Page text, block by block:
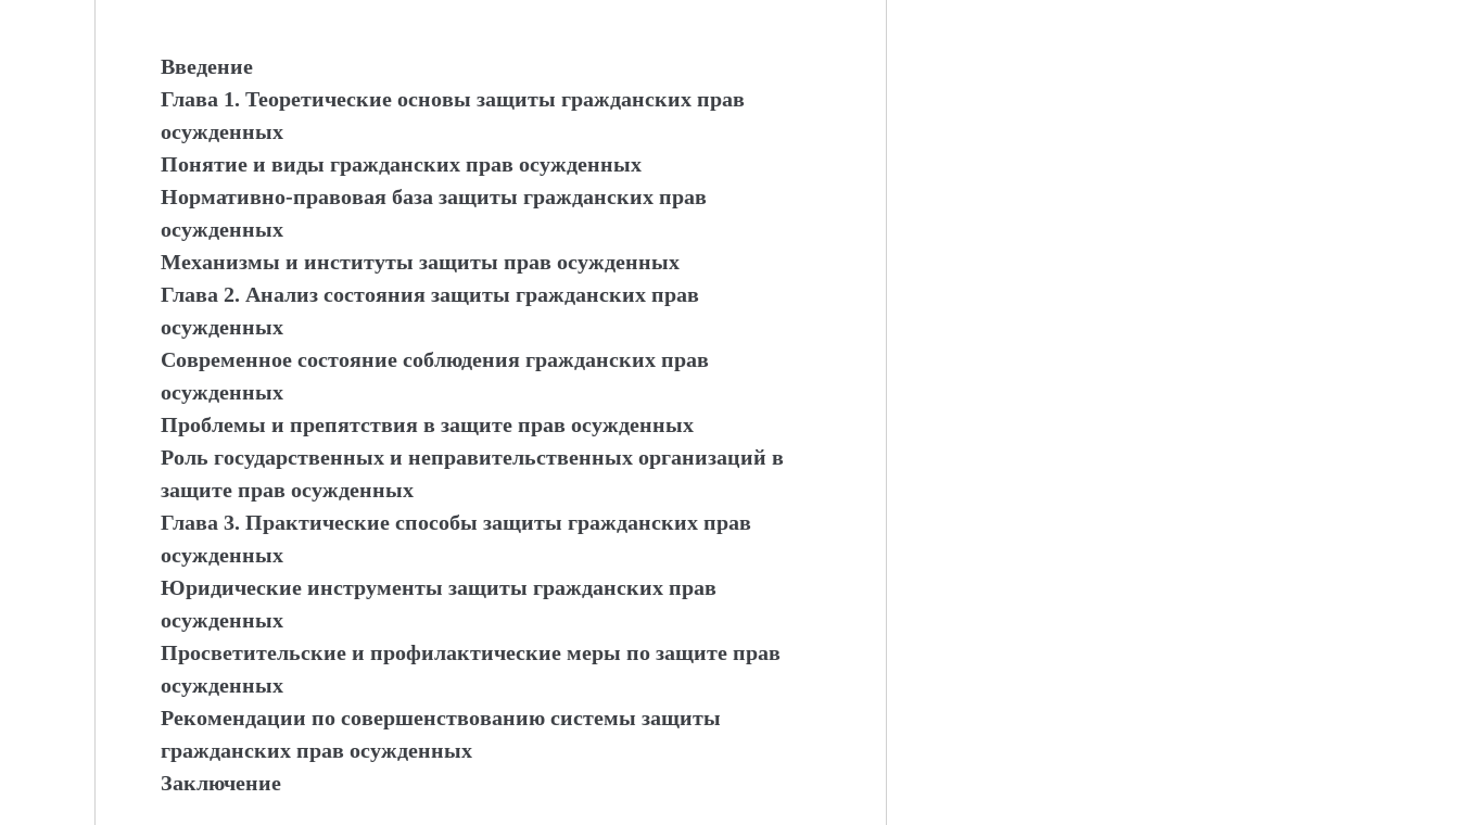
Введение
Глава 1. Теоретические основы защиты гражданских прав
осужденных
Понятие и виды гражданских прав осужденных
Нормативно-правовая база защиты гражданских прав
осужденных
Механизмы и институты защиты прав осужденных
Глава 2. Анализ состояния защиты гражданских прав
осужденных
Современное состояние соблюдения гражданских прав
осужденных
Проблемы и препятствия в защите прав осужденных
Роль государственных и неправительственных организаций в
защите прав осужденных
Глава 3. Практические способы защиты гражданских прав
осужденных
Юридические инструменты защиты гражданских прав
осужденных
Просветительские и профилактические меры по защите прав
осужденных
Рекомендации по совершенствованию системы защиты
гражданских прав осужденных
Заключение